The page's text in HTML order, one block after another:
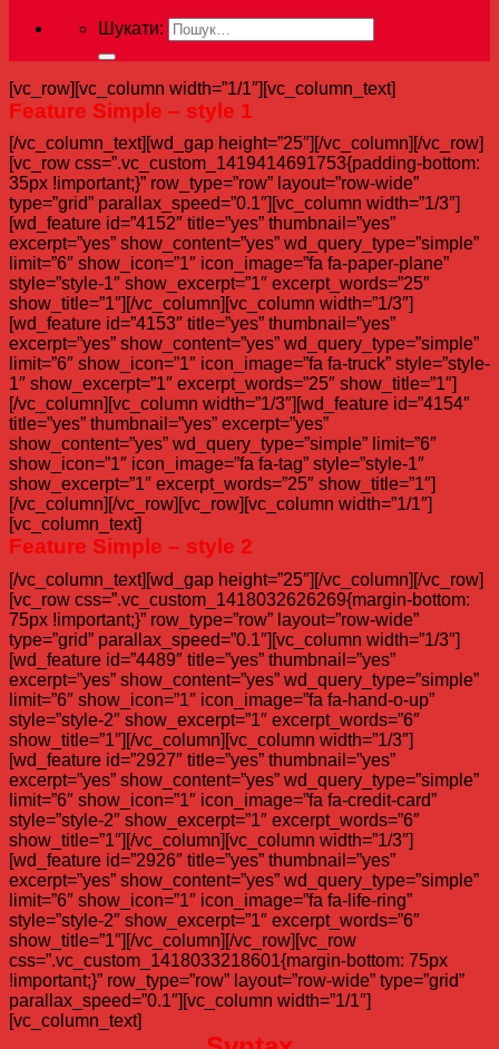
Шукати:
[vc_row][vc_column width=”1/1″][vc_column_text]
Feature Simple – style 1
[/vc_column_text][wd_gap height=”25″][/vc_column][/vc_row]
[vc_row css=”.vc_custom_1419414691753{padding-bottom:
35px !important;}” row_type=”row” layout=”row-wide”
type=”grid” parallax_speed=”0.1″][vc_column width=”1/3″]
[wd_feature id=”4152″ title=”yes” thumbnail=”yes”
excerpt=”yes” show_content=”yes” wd_query_type=”simple”
limit=”6″ show_icon=”1″ icon_image=”fa fa-paper-plane”
style=”style-1″ show_excerpt=”1″ excerpt_words=”25″
show_title=”1″][/vc_column][vc_column width=”1/3″]
[wd_feature id=”4153″ title=”yes” thumbnail=”yes”
excerpt=”yes” show_content=”yes” wd_query_type=”simple”
limit=”6″ show_icon=”1″ icon_image=”fa fa-truck” style=”style-
1″ show_excerpt=”1″ excerpt_words=”25″ show_title=”1″]
[/vc_column][vc_column width=”1/3″][wd_feature id=”4154″
title=”yes” thumbnail=”yes” excerpt=”yes”
show_content=”yes” wd_query_type=”simple” limit=”6″
show_icon=”1″ icon_image=”fa fa-tag” style=”style-1″
show_excerpt=”1″ excerpt_words=”25″ show_title=”1″]
[/vc_column][/vc_row][vc_row][vc_column width=”1/1″]
[vc_column_text]
Feature Simple – style 2
[/vc_column_text][wd_gap height=”25″][/vc_column][/vc_row]
[vc_row css=”.vc_custom_1418032626269{margin-bottom:
75px !important;}” row_type=”row” layout=”row-wide”
type=”grid” parallax_speed=”0.1″][vc_column width=”1/3″]
[wd_feature id=”4489″ title=”yes” thumbnail=”yes”
excerpt=”yes” show_content=”yes” wd_query_type=”simple”
limit=”6″ show_icon=”1″ icon_image=”fa fa-hand-o-up”
style=”style-2″ show_excerpt=”1″ excerpt_words=”6″
show_title=”1″][/vc_column][vc_column width=”1/3″]
[wd_feature id=”2927″ title=”yes” thumbnail=”yes”
excerpt=”yes” show_content=”yes” wd_query_type=”simple”
limit=”6″ show_icon=”1″ icon_image=”fa fa-credit-card”
style=”style-2″ show_excerpt=”1″ excerpt_words=”6″
show_title=”1″][/vc_column][vc_column width=”1/3″]
[wd_feature id=”2926″ title=”yes” thumbnail=”yes”
excerpt=”yes” show_content=”yes” wd_query_type=”simple”
limit=”6″ show_icon=”1″ icon_image=”fa fa-life-ring”
style=”style-2″ show_excerpt=”1″ excerpt_words=”6″
show_title=”1″][/vc_column][/vc_row][vc_row
css=”.vc_custom_1418033218601{margin-bottom: 75px
!important;}” row_type=”row” layout=”row-wide” type=”grid”
parallax_speed=”0.1″][vc_column width=”1/1″]
[vc_column_text]